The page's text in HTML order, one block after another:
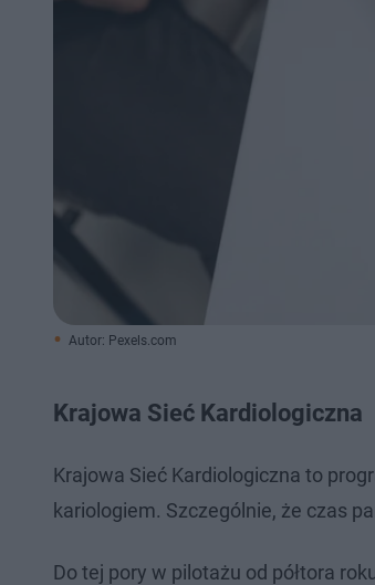
Autor: Pexels.com
Krajowa Sieć Kardiologiczna
Krajowa Sieć Kardiologiczna to
kariologiem. Szczególnie, że czas
Do tej pory w pilotażu od półtora